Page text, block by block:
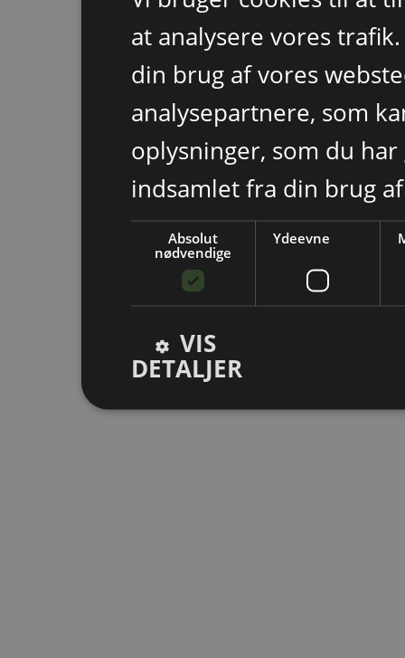
at analysere vores
din brug af vores
analysepartnere, som
oplysninger, som du
indsamlet fra din brug
Absolut
nødvendige
Ydeevne
VIS
DETALJER